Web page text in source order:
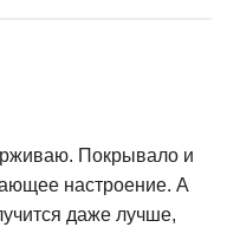
Покрывало и
настроение. А
даже лучше,